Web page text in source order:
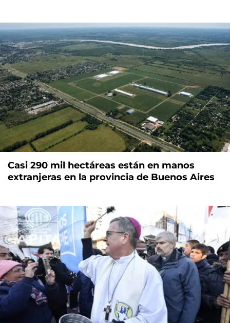
Casi 290 mil hectáreas están en manos
extranjeras en la provincia de Buenos Aires